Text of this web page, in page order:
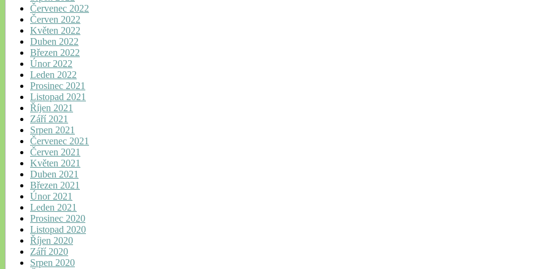
Červenec 2022
Červen 2022
Květen 2022
Duben 2022
Březen 2022
Únor 2022
Leden 2022
Prosinec 2021
Listopad 2021
Říjen 2021
Září 2021
Srpen 2021
Červenec 2021
Červen 2021
Květen 2021
Duben 2021
Březen 2021
Únor 2021
Leden 2021
Prosinec 2020
Listopad 2020
Říjen 2020
Září 2020
Srpen 2020